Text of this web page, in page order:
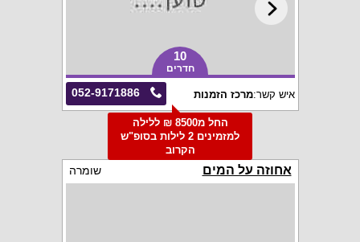
10
חדרים
052-9171886 איש קשר:מרכז הזמנות
החל מ8500 ₪ ללילה
למזמינים 2 לילות בסופ"ש
הקרוב
אחוזה על המים שומרה